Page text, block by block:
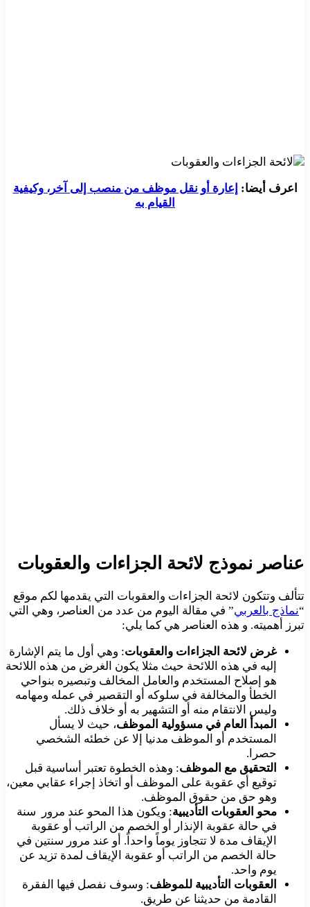
اعرف أيضا: إعارة أو نقل موظف من منصب إلى آخر، وكيفية
القيام به
عناصر نموذج لائحة الجزاءات والعقوبات
تتألف وتتكون لائحة الجزاءات والعقوبات التي يقدمها لكم موقع
“نماذج بالعربي” في مقالة اليوم من عدد من العناصر، وهي التي
تبرز أهميته. و هذه العناصر هي كما يلي:
غرض لائحة الجزاءات والعقوبات: وهي أول ما يتم الإشارة
إليه في هذه اللائحة حيث مثلا يكون الغرض من هذه اللائحة
هو إصلاح المستخدم والعامل المخالف وتبصيره بنواحي
الخطأ والمخالفة في سلوكه أو التقصير في عمله ومهامه
وليس الانتقام منه أو التشهير به أو خلاف ذلك.
المبدأ العام في مسؤولية الموظف، حيث لا يسأل
المستخدم أو الموظف مدنيا إلا عن خطئه الشخصي
حصرا.
التحقيق مع الموظف: وهذه الخطوة تعتبر أساسية قبل
توقيع أي عقوبة على الموظف أو اتخاذ إجراء عقابي معين،
وهو حق من حقوق الموظف.
محو العقوبات التأديبية: ويكون هذا المحو عند مرور سنة
في حالة عقوبة الإنذار أو الخصم من الراتب أو عقوبة
الإيقاف مدة لا تتجاوز يوماً واحداً. أو عند مرور سنتين في
حالة الخصم من الراتب أو عقوبة الإيقاف لمدة تزيد عن
يوم واحد.
العقوبات التأديبية للموظف: وسوف نفصل فيها الفقرة
القادمة من حديثنا عن طريق.